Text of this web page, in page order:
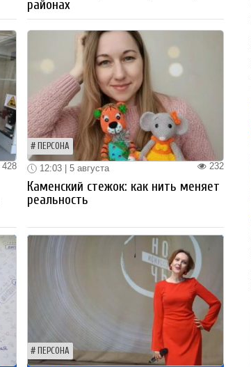
районах
428
ПЕРСОНА
232
12:03 | 5 августа
Каменский стежок: как нить меняет
реальность
ПЕРСОНА